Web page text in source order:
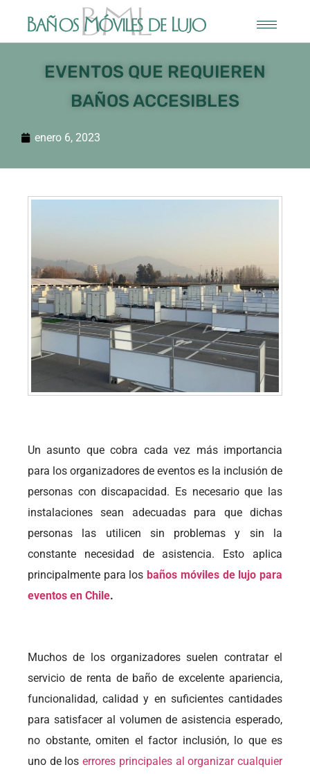
EVENTOS QUE REQUIEREN
BAÑOS ACCESIBLES
enero 6, 2023
Un asunto que cobra cada vez más importancia
para los organizadores de eventos es la inclusión de
personas con discapacidad. Es necesario que las
instalaciones sean adecuadas para que dichas
personas las utilicen sin problemas y sin la
constante necesidad de asistencia. Esto aplica
principalmente para losbaños móviles de lujo para
eventos en Chile.
Muchos de los organizadores suelen contratar el
servicio de renta de baño de excelente apariencia,
funcionalidad, calidad y en suficientes cantidades
para satisfacer al volumen de asistencia esperado,
no obstante, omiten el factor inclusión, lo que es
uno de loserrores principales al organizar cualquier